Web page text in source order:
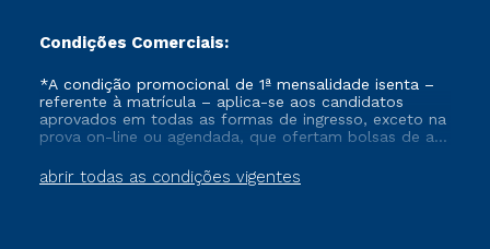
Condições Comerciais:
abrir todas as condições vigentes
*A condição promocional de 1ª mensalidade isenta –
referente à matrícula – aplica-se aos candidatos
aprovados em todas as formas de ingresso, exceto na
prova on-line ou agendada, que ofertam bolsas de até
vigente, que ainda não tenham efetivado e/ou não
tenham cancelado ou trancado sua matrícula em uma